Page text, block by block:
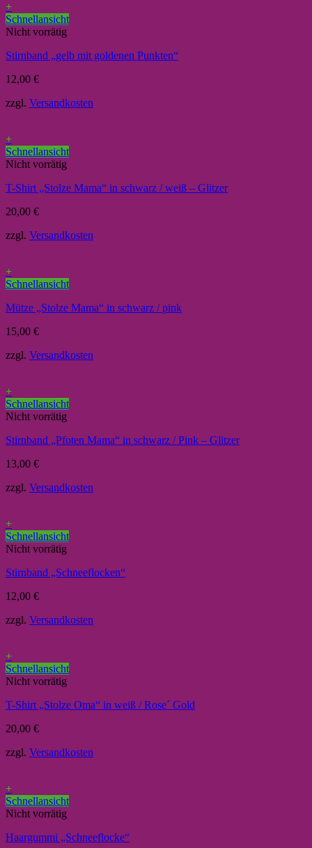
+
Schnellansicht
Nicht vorrätig
Stirnband „gelb mit goldenen Punkten“
12,00 €
zzgl. Versandkosten
+
Schnellansicht
Nicht vorrätig
T-Shirt „Stolze Mama“ in schwarz / weiß – Glitzer
20,00 €
zzgl. Versandkosten
+
Schnellansicht
Mütze „Stolze Mama“ in schwarz / pink
15,00 €
zzgl. Versandkosten
+
Schnellansicht
Nicht vorrätig
Stirnband „Pfoten Mama“ in schwarz / Pink – Glitzer
13,00 €
zzgl. Versandkosten
+
Schnellansicht
Nicht vorrätig
Stirnband „Schneeflocken“
12,00 €
zzgl. Versandkosten
+
Schnellansicht
Nicht vorrätig
T-Shirt „Stolze Oma“ in weiß / Rose´ Gold
20,00 €
zzgl. Versandkosten
+
Schnellansicht
Nicht vorrätig
Haargummi „Schneeflocke“